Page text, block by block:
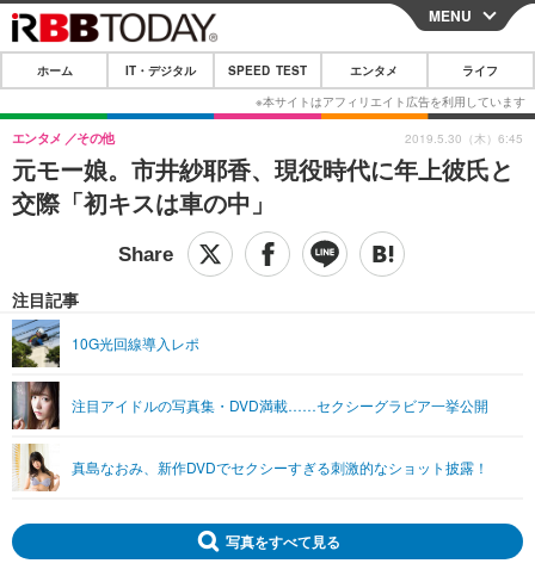
CLOSE
ホーム
IT・デジタル
IT・デジタルTOP スマートフォン
その他
SPEED TEST
映画・ドラマ
グラビア ブログ
ショッピング その他
ライフTOP
リリース一覧
プッシュ通知の停止方法
MENU
ホーム IT・デジタル SPEED TEST エンタメ ライフ
元モー娘。市井紗耶香、現役時代に年上彼氏と
交際「初キスは車の中」
エンタメ その他
注目記事
10G光回線導入レポ
注目アイドルの写真集・DVD満載……セクシーグラビア一挙公開
真島なおみ、新作DVDでセクシーすぎる刺激的なショット披露！
2019.5.30（木）6:45
写真をすべて見る